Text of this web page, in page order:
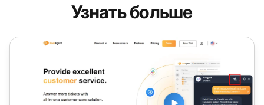
Узнать больше
Функции чат-бота с ИИ